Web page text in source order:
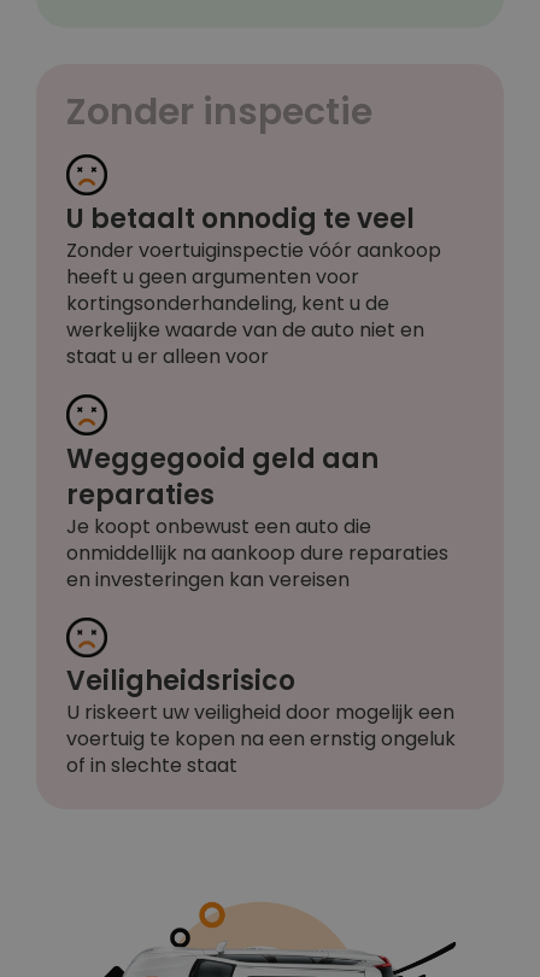
Zonder inspectie
U betaalt onnodig te veel
Zonder voertuiginspectie vóór aankoop
heeft u geen argumenten voor
kortingsonderhandeling, kent u de
werkelijke waarde van de auto niet en
staat u er alleen voor
Weggegooid geld aan
reparaties
Je koopt onbewust een auto die
onmiddellijk na aankoop dure reparaties
en investeringen kan vereisen
Veiligheidsrisico
U riskeert uw veiligheid door mogelijk een
voertuig te kopen na een ernstig ongeluk
of in slechte staat